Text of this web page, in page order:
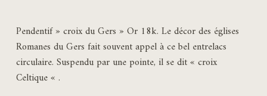
Pendentif » croix du Gers » Or 18k. Le décor des églises
Romanes du Gers fait souvent appel à ce bel entrelacs
circulaire. Suspendu par une pointe, il se dit « croix
Celtique « .